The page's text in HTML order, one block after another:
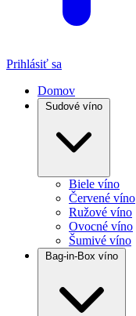
Prihlásiť sa
Domov
Sudové víno
Biele víno
Červené víno
Ružové víno
Ovocné víno
Šumivé víno
Bag-in-Box víno